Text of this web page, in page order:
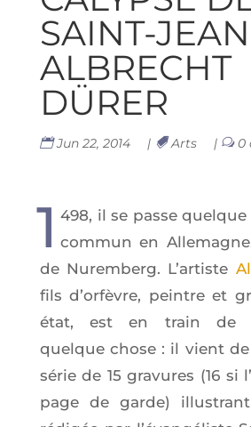
SAINT-
ALBRECHT
DÜRER
Jun 22, 2014 | Arts | 0
1 498, il se passe
com­mun en
de Nurem­berg. L’ar­tiste
fils d’or­fèvre, peintre et
état, est en train de
quelque chose : il vient
série de 15 gra­vures (16 si
page de garde) illus­trant